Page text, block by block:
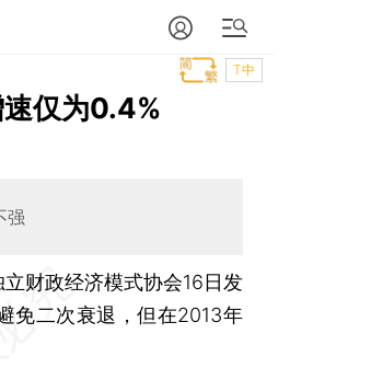
T中
仅为0.4%
强
财政经济模式协会16日发
免二次衰退，但在2013年